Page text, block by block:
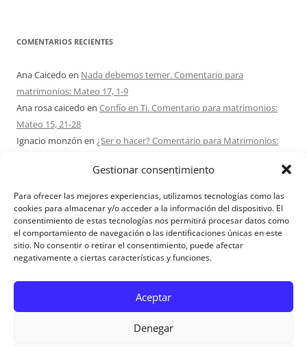
Gestionar consentimiento
Para ofrecer las mejores experiencias, utilizamos tecnologías como las
cookies para almacenar y/o acceder a la información del dispositivo. El
consentimiento de estas tecnologías nos permitirá procesar datos como
el comportamiento de navegación o las identificaciones únicas en este
sitio. No consentir o retirar el consentimiento, puede afectar
negativamente a ciertas características y funciones.
Aceptar
Denegar
COMENTARIOS RECIENTES
Ana Caicedo en Nada debemos temer. Comentario para
matrimonios: Mateo 17, 1-9
Ana rosa caicedo en Confío en Ti. Comentario para matrimonios:
Mateo 15, 21-28
Ignacio monzón en ¿Ser o hacer? Comentario para Matrimonios:
Maria Asuncion Herrero Mendezen¿Ser o hacer? Comentario para
Matrimonios: Mateo 15, 1-2. 10-14
Sandra Karina SolomitaenRETIRO MATRIMONIOS BUENOS AIRES
7 – 9 AGOSTO 2026